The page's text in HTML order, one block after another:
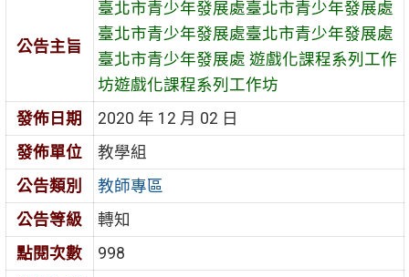
公告主旨
臺北市青少年發展處臺北市青少年發展處
臺北市青少年發展處臺北市青少年發展處
臺北市青少年發展處 遊戲化課程系列工作
坊遊戲化課程系列工作坊
發佈日期
2020 年 12 月 02 日
發佈單位
教學組
公告類別
教師專區
公告等級
轉知
點閱次數
998